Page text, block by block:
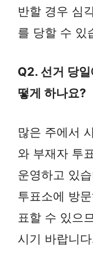
반할 경우 심
를 당할 수 있
Q2. 선거 당
떻게 하나요?
많은 주에서
와 부재자 투
운영하고 있
투표소에 방
표할 수 있으
시기 바랍니